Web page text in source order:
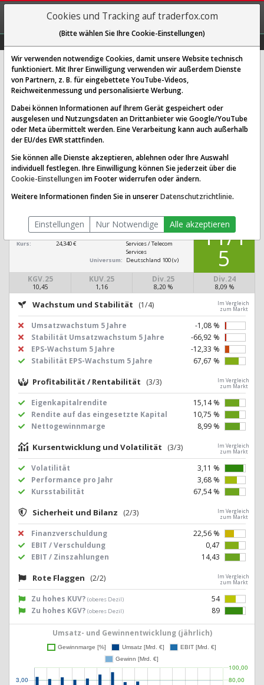
REGIS-
TRIEREN
Freenet Aktie: Realtime-Kurs &
Analyse (A0Z2ZZ | FNTN)
SCORING SYSTEMS:
Qualitäts-Check Dividenden-Check
Wachstums-Check
Robustheits-Check
Qualitäts-Check:Ist die Aktie zum Investieren
Infos zum Score
Freenet[FNTN A0Z2ZZ DE000A0Z2ZZ5]
Börsenwert: 2,874 Mrd. €
Kurs:
24,340 €
Sektor:
Communication
Services / Telecom
Services
Universum:
Deutschland 100 (v)
KGV.25
10,45
KUV.25
1,16
Div.25
8,20 %
Div.24
8,09 %
11/1
5
Wachstum und Stabilität (1/4)
Im Vergleich
zum Markt
Umsatzwachstum 5 Jahre
-1,08 %
Stabilität Umsatzwachstum 5 Jahre
-66,92 %
EPS-Wachstum 5 Jahre
-12,33 %
Stabilität EPS-Wachstum 5 Jahre
67,67 %
Profitabilität / Rentabilität (3/3)
Im Vergleich
zum Markt
Eigenkapitalrendite
15,14 %
Rendite auf das eingesetzte Kapital
10,75 %
Nettogewinnmarge
8,99 %
Kursentwicklung und Volatilität (3/3)
Im Vergleich
zum Markt
Volatilität
3,11 %
Performance pro Jahr
3,68 %
Kursstabilität
67,54 %
Sicherheit und Bilanz (2/3)
Im Vergleich
zum Markt
Finanzverschuldung
22,56 %
EBIT / Verschuldung
0,47
EBIT / Zinszahlungen
14,43
Rote Flaggen (2/2)
Im Vergleich
zum Markt
Zu hohes KUV? (oberes Dezil)
54
Zu hohes KGV? (oberes Dezil) 89
Umsatz- und Gewinnentwicklung (jährlich)
Cookies und Tracking auf traderfox.com
(Bitte wählen Sie Ihre Cookie-Einstellungen)
Wir verwenden notwendige Cookies, damit unsere Website technisch
funktioniert. Mit Ihrer Einwilligung verwenden wir außerdem Dienste
von Partnern, z. B. für eingebettete YouTube-Videos,
Reichweitenmessung und personalisierte Werbung.
Dabei können Informationen auf Ihrem Gerät gespeichert oder
ausgelesen und Nutzungsdaten an Drittanbieter wie Google/YouTube
oder Meta übermittelt werden. Eine Verarbeitung kann auch außerhalb
der EU/des EWR stattfinden.
Sie können alle Dienste akzeptieren, ablehnen oder Ihre Auswahl
individuell festlegen. Ihre Einwilligung können Sie jederzeit über die
Cookie-Einstellungen im Footer widerrufen oder ändern.
Weitere Informationen finden Sie in unsererDatenschutzrichtlinie.
Einstellungen Nur Notwendige Alle akzeptieren